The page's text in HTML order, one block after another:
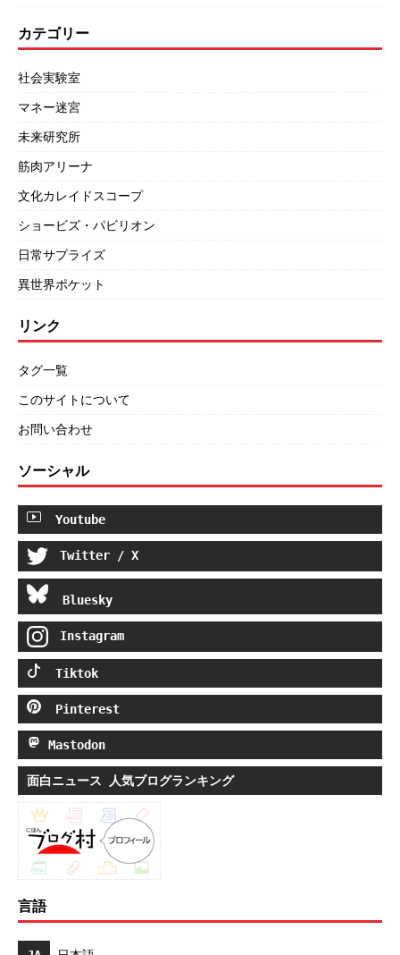
カテゴリー
社会実験室
マネー迷宮
未来研究所
筋肉アリーナ
文化カレイドスコープ
ショービズ・パビリオン
日常サプライズ
異世界ポケット
リンク
タグ一覧
このサイトについて
お問い合わせ
ソーシャル
Youtube
Twitter / X
Bluesky
Instagram
Tiktok
Pinterest
Mastodon
面白ニュース 人気ブログランキング
言語